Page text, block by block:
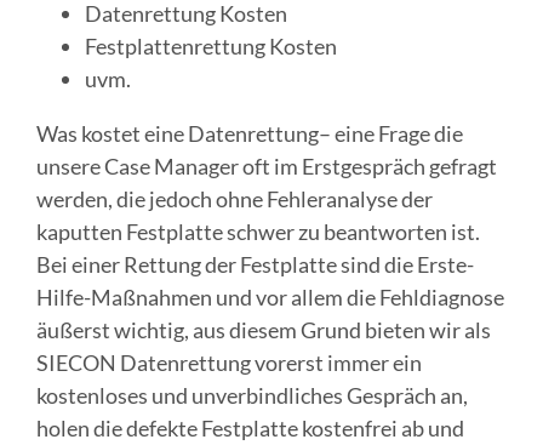
Datenrettung Kosten
Festplattenrettung Kosten
uvm.
Was kostet eine Datenrettung– eine Frage die
unsere Case Manager oft im Erstgespräch gefragt
werden, die jedoch ohne Fehleranalyse der
kaputten Festplatte schwer zu beantworten ist.
Bei einer Rettung der Festplatte sind die Erste-
Hilfe-Maßnahmen und vor allem die Fehldiagnose
äußerst wichtig, aus diesem Grund bieten wir als
SIECON Datenrettung vorerst immer ein
kostenloses und unverbindliches Gespräch an,
holen die defekte Festplatte kostenfrei ab und